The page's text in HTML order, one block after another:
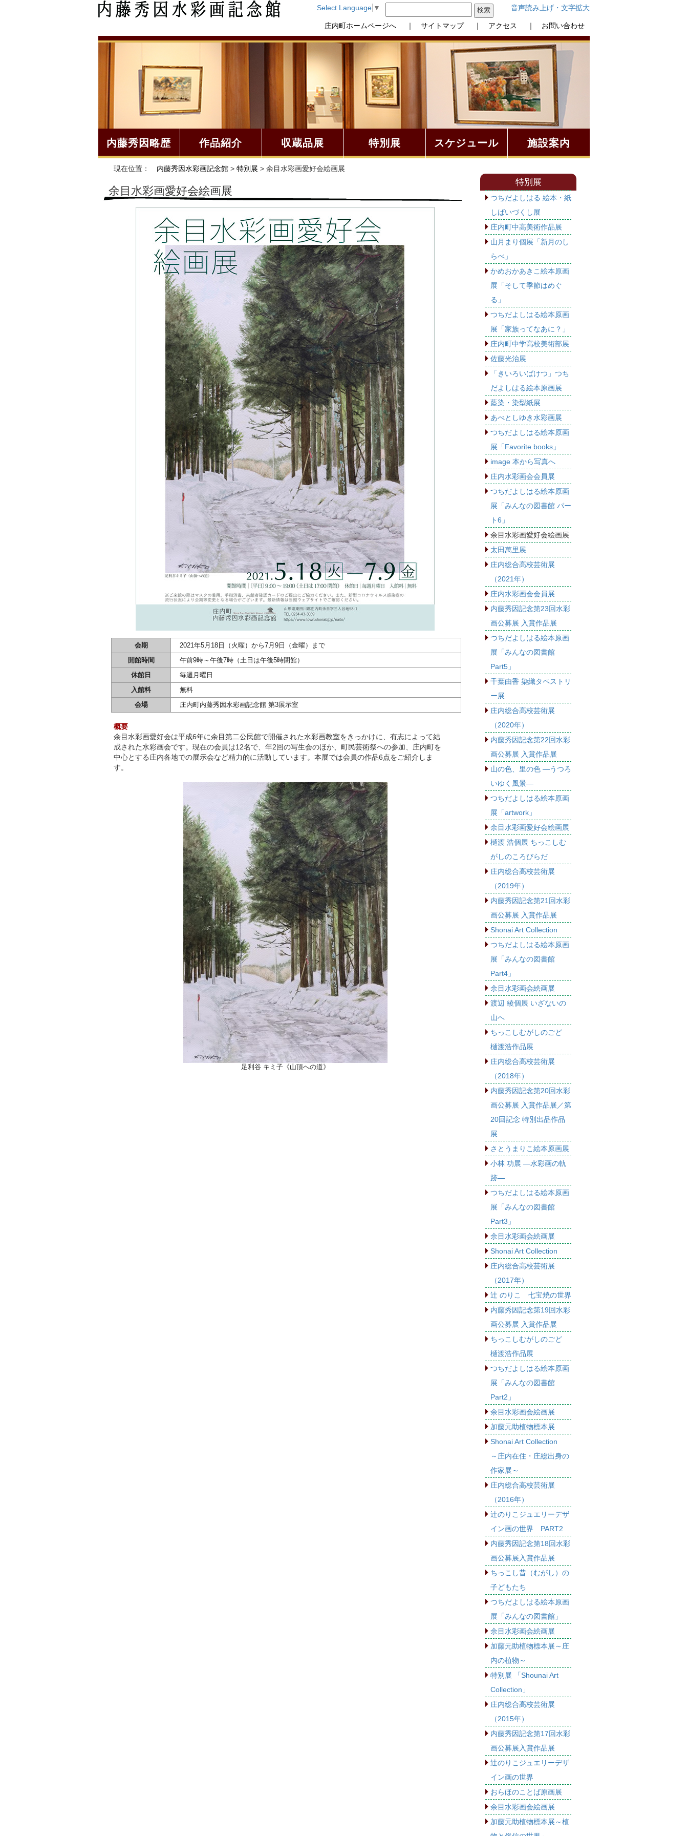
Select Language ▼ 音声読み上げ・文字拡大
庄内町ホームページへ ｜ サイトマップ ｜ アクセス ｜ お問い合わせ
内藤秀因略歴 作品紹介 収蔵品展 特別展 スケジュール 施設案内
現在位置： 内藤秀因水彩画記念館 > 特別展 > 余目水彩画愛好会絵画展
余目水彩画愛好会絵画展
会期 2021年5月18日（火曜）から7月9日（金曜）まで
開館時間 午前9時～午後7時（土日は午後5時閉館）
休館日 毎週月曜日
入館料 無料
会場 庄内町内藤秀因水彩画記念館 第3展示室
概要
余目水彩画愛好会は平成6年に余目第二公民館で開催された水彩画教室をきっかけに、有志によって結
成された水彩画会です。現在の会員は12名で、年2回の写生会のほか、町民芸術祭への参加、庄内町を
中心とする庄内各地での展示会など精力的に活動しています。本展では会員の作品6点をご紹介しま
す。
足利谷 キミ子《山頂への道》
特別展
つちだよしはる 絵本・紙
しばいづくし展
庄内町中高美術作品展
山月まり個展「新月のし
らべ」
かめおかあきこ絵本原画
展「そして季節はめぐ
る」
つちだよしはる絵本原画
展「家族ってなあに？」
庄内町中学高校美術部展
佐藤光治展
「きいろいばけつ」つち
だよしはる絵本原画展
藍染・染型紙展
あべとしゆき水彩画展
つちだよしはる絵本原画
展「Favorite books」
image 本から写真へ
庄内水彩画会会員展
つちだよしはる絵本原画
展「みんなの図書館 パー
ト6」
余目水彩画愛好会絵画展
太田萬里展
庄内総合高校芸術展
（2021年）
庄内水彩画会会員展
内藤秀因記念第23回水彩
画公募展 入賞作品展
つちだよしはる絵本原画
展「みんなの図書館
Part5」
千葉由香 染織タペストリ
ー展
庄内総合高校芸術展
（2020年）
内藤秀因記念第22回水彩
画公募展 入賞作品展
山の色、里の色 ―うつろ
いゆく風景―
つちだよしはる絵本原画
展「artwork」
余目水彩画愛好会絵画展
樋渡 浩個展 ちっこしむ
がしのころびらだ
庄内総合高校芸術展
（2019年）
内藤秀因記念第21回水彩
画公募展 入賞作品展
Shonai Art Collection
つちだよしはる絵本原画
展「みんなの図書館
Part4」
余目水彩画会絵画展
渡辺 綾個展 いざないの
山へ
ちっこしむがしのごど
樋渡浩作品展
庄内総合高校芸術展
（2018年）
内藤秀因記念第20回水彩
画公募展 入賞作品展／第
20回記念 特別出品作品
展
さとうまりこ絵本原画展
小林 功展 ―水彩画の軌
跡―
つちだよしはる絵本原画
展「みんなの図書館
Part3」
余目水彩画会絵画展
Shonai Art Collection
庄内総合高校芸術展
（2017年）
辻 のりこ 七宝焼の世界
内藤秀因記念第19回水彩
画公募展 入賞作品展
ちっこしむがしのごど
樋渡浩作品展
つちだよしはる絵本原画
展「みんなの図書館
Part2」
余目水彩画会絵画展
加藤元助植物標本展
Shonai Art Collection
～庄内在住・庄総出身の
作家展～
庄内総合高校芸術展
（2016年）
辻のりこジュエリーデザ
イン画の世界 PART2
内藤秀因記念第18回水彩
画公募展入賞作品展
ちっこし昔（むがし）の
子どもたち
つちだよしはる絵本原画
展「みんなの図書館」
余目水彩画会絵画展
加藤元助植物標本展～庄
内の植物～
特別展 「Shounai Art
Collection」
庄内総合高校芸術展
（2015年）
内藤秀因記念第17回水彩
画公募展入賞作品展
辻のりこジュエリーデザ
イン画の世界
おらほのことば原画展
余目水彩画会絵画展
加藤元助植物標本展～植